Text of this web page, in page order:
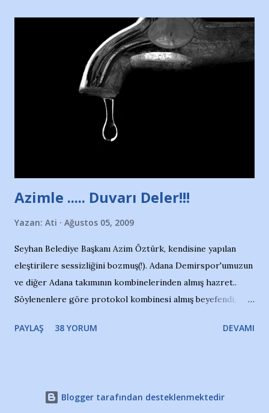
Nesrin’in Hikayesi’ne başlıyorum… 1964 Adana Yüzme
havuzunun kenarında 7 yaşında kara kuru bir kız çocuğu
duruyor. Havuzun içinde Adana Demirspor Kulübü
yüzücüleri. Erkekler çoğunlukta. Küçük kız etrafına bakıyor.
Sadece 4 kız çocuğu var. Nesrin, Adana Demirspor’un 4
kızından biri oluyor o gün…Giriyor havuza. 1973 – 1975
Adana Nesrin, 16 yaşında. Yüzüyor. 7 yaşında girdiği
Türkiye 3.lüğü var. 17 yaşında mar...
Azimle ..... Duvarı Deler!!!
Yazan: Ati Ağustos 05, 2009
Seyhan Belediye Başkanı Azim Öztürk, kendisine yapılan
eleştirilere sessizliğini bozmuş(!). Adana Demirspor'umuzun
ve diğer Adana takımının kombinelerinden almış hazret..
Söylenenlere göre protokol kombinesi almış beyefendi,
ki kombineyi Bekir Başkan'dan alırken; dillere destan..
Takımıma maddi gelir oldu diye seviniyorum, fakat bu
PAYLAŞ 38 YORUM DEVAMI
Blogger tarafından desteklenmektedir